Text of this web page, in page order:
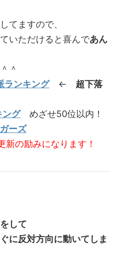
てますので、
いただけると喜んであん
＾
ランキング ← 超下落
ングめざせ50位以内！
ーズ
の励みになります！
して
に反対方向に動いてしま